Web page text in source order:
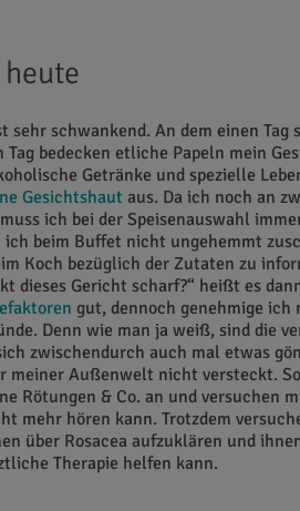
heute
sehr schwankend. An dem einen Tag
bedecken etliche Papeln mein
Getränke und spezielle
Gesichtshaut aus. Da ich noch an
ich bei der Speisenauswahl
beim Buffet nicht ungehemmt
Koch bezüglich der Zutaten zu
dieses Gericht scharf?“ heißt es
gut, dennoch genehmige ich
Denn wie man ja weiß, sind die
zwischendurch auch mal etwas
meiner Außenwelt nicht versteckt.
Rötungen & Co. an und versuchen
mehr hören kann. Trotzdem
über Rosacea aufzuklären und
Therapie helfen kann.